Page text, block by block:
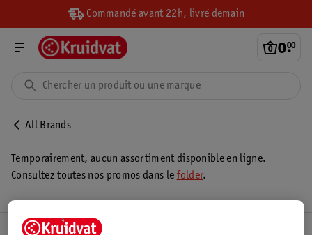
Commandé avant 22h, livré demain
0.
00
All Brands
Temporairement, aucun assortiment disponible en ligne.
Consultez toutes nos promos dans le folder.